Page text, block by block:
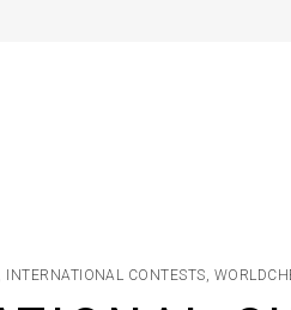
INTERNATIONAL CONTESTS